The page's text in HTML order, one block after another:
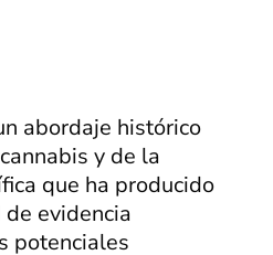
abordaje histórico
y de la
que ha producido
evidencia
potenciales